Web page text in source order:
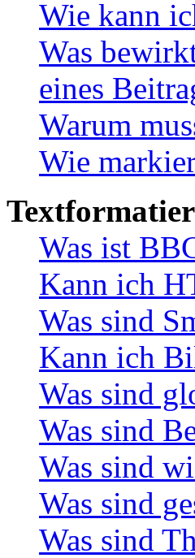
Wie kann
Was
eines
Warum
Wie
Was ist
Kann ich
Was sind
Kann ich
Was sind
Was sind
Was sind
Was sind
Was sind